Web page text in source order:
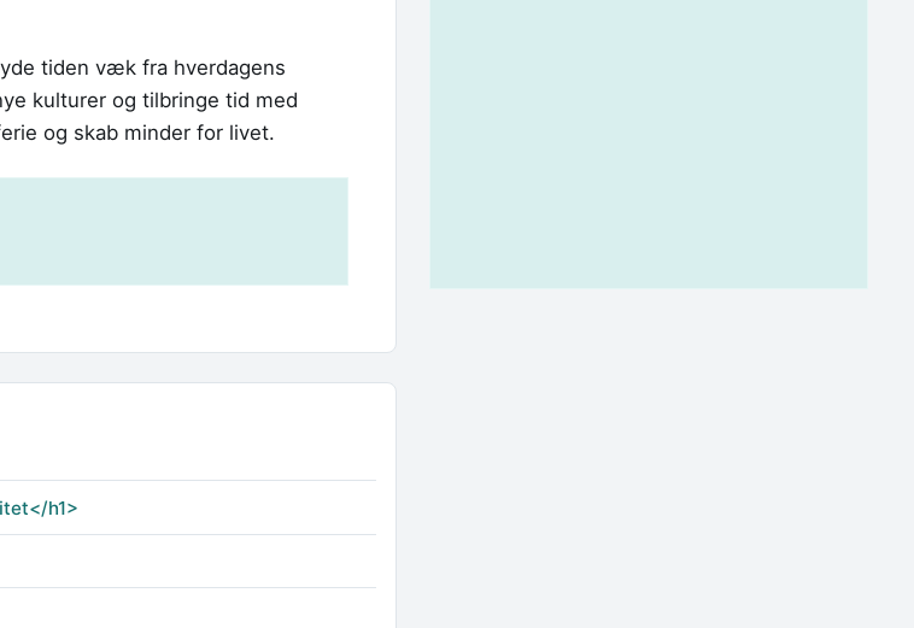
tiden væk fra hverdagens
kulturer og tilbringe tid med
og skab minder for livet.
h1>